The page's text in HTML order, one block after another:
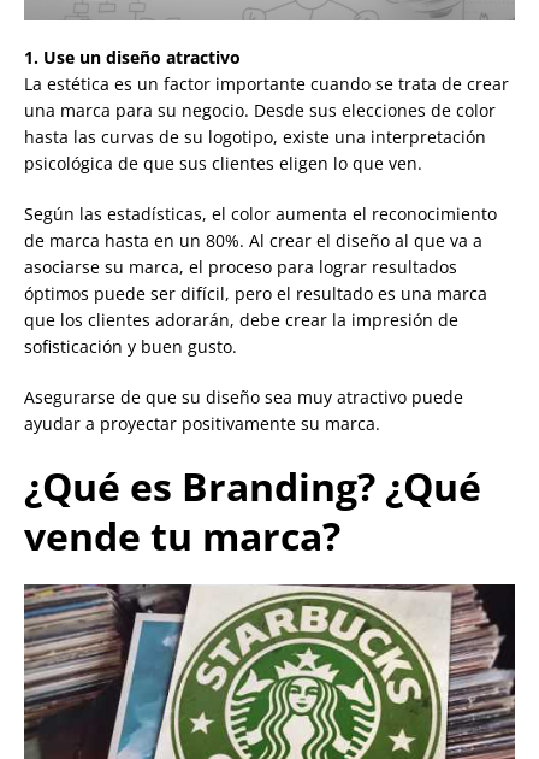
1. Use un diseño atractivo
La estética es un factor importante cuando se trata de crear
una marca para su negocio. Desde sus elecciones de color
hasta las curvas de su logotipo, existe una interpretación
psicológica de que sus clientes eligen lo que ven.
Según las estadísticas, el color aumenta el reconocimiento
de marca hasta en un 80%. Al crear el diseño al que va a
asociarse su marca, el proceso para lograr resultados
óptimos puede ser difícil, pero el resultado es una marca
que los clientes adorarán, debe crear la impresión de
sofisticación y buen gusto.
Asegurarse de que su diseño sea muy atractivo puede
ayudar a proyectar positivamente su marca.
¿Qué es Branding? ¿Qué
vende tu marca?